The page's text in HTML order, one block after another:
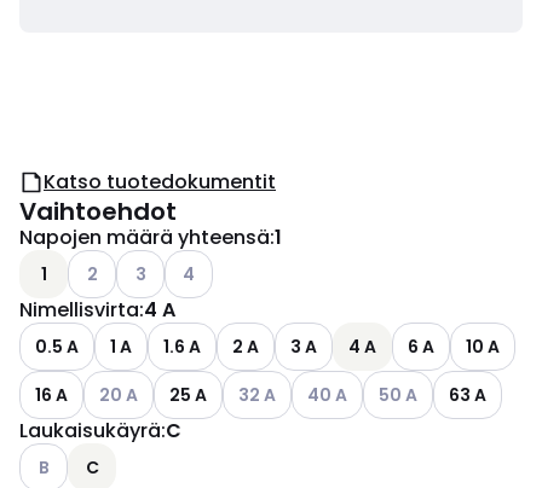
Katso tuotedokumentit
Vaihtoehdot
Napojen määrä yhteensä:1
1 Katso käytettävissä olevat vaihtoehdot
2 Katso käytettävissä olevat vaihtoehdot
3 Katso käytettävissä olevat vaihtoehdot
4
Nimellisvirta:4 A
0.5 A 1 A 1.6 A 2 A 3 A 4 A 6 A
10 A
16 A
Katso käytettävissä olevat vaihtoehdot
20 A 25 A Katso käytettävissä olevat
32 A Katso käytettävissä olevat
40 A Katso käytettävissä
50 A 63 A
Laukaisukäyrä:C
Katso käytettävissä olevat vaihtoehdot
B C